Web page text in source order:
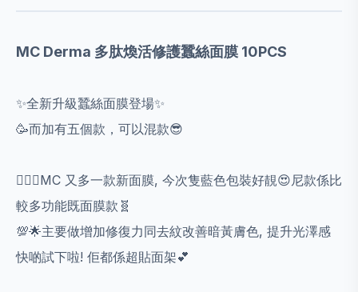
MC Derma 多肽煥活修護蠶絲面膜 10PCS
✨全新升級蠶絲面膜登場✨
🥳而加有五個款，可以混款😎
💁🏻‍♀️MC 又多一款新面膜, 今次隻藍色包裝好靚😍尼款係比
較多功能既面膜款🧬
💯🌟主要做增加修復力同去紋改善暗黃膚色, 提升光澤感
快啲試下啦! 佢都係超貼面架💕